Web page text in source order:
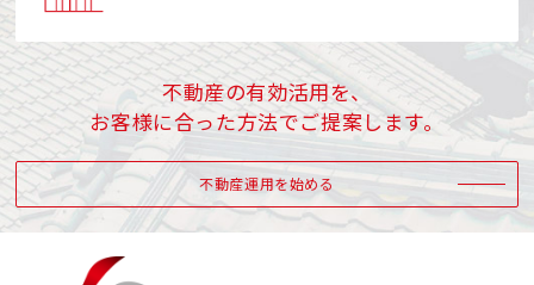
不動産の有効活用を、
お客様に合った方法でご提案します。
不動産運用を始める